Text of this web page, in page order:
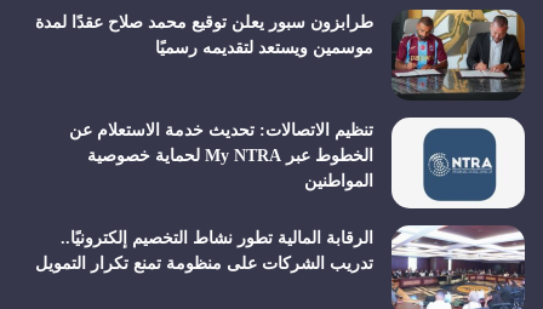
طرابزون سبور يعلن توقيع محمد صلاح عقدًا لمدة
موسمين ويستعد لتقديمه رسميًا
تنظيم الاتصالات: تحديث خدمة الاستعلام عن
الخطوط عبر My NTRA لحماية خصوصية
المواطنين
الرقابة المالية تطور نشاط التخصيم إلكترونيًا..
تدريب الشركات على منظومة تمنع تكرار التمويل